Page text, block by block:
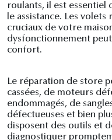
roulants, il est essentiel
le assistance. Les
cruciaux de votre
dysfonctionnement
confort.
Le réparation de store
cassées, de moteurs
endommagés, de
défectueuses et bien
disposent des outils et
diagnostiquer